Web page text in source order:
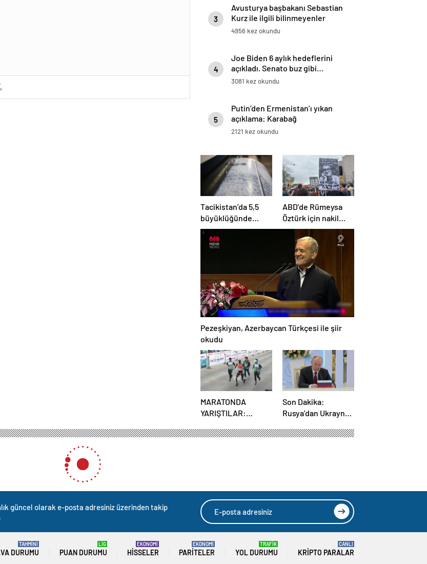
3
Avusturya başbakanı Sebastian
Kurz ile ilgili bilinmeyenler
4956 kez okundu
4
Joe Biden 6 aylık hedeflerini
açıkladı. Senato buz gibi…
3081 kez okundu
5
Putin’den Ermenistan’ı yıkan
açıklama: Karabağ
Azerbaycan’ın ayrılmaz bir
2121 kez okundu
Tacikistan’da 5,5
büyüklüğünde
deprem meydana
geldi
ABD’de Rümeysa
Öztürk için nakil
kararı
Pezeşkiyan, Azerbaycan Türkçesi ile şiir
okudu
MARATONDA
YARIŞTILAR:
karşı karşıya!
Son Dakika:
Rusya’dan Ukrayna
duyurdu…
güncel olarak e-posta adresiniz üzerinden takip
DURUMU
TAHMİNİ
PUAN DURUMU
LİG
HISSELER
EKONOMİ
PARITELER
EKONOMİ
YOL DURUMU
TRAFİK
KRIPTO PARALAR
CANLI